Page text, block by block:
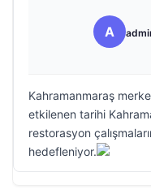
A
Kahramanmaraş
etkilenen tarihi
restorasyon
hedefleniyor.